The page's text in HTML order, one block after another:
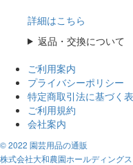
詳細はこちら
返品・交換について
ご利用案内
プライバシーポリシー
特定商取引法に基づく
ご利用規約
会社案内
© 2022 園芸用品の通販
株式会社大和農園ホールディングス